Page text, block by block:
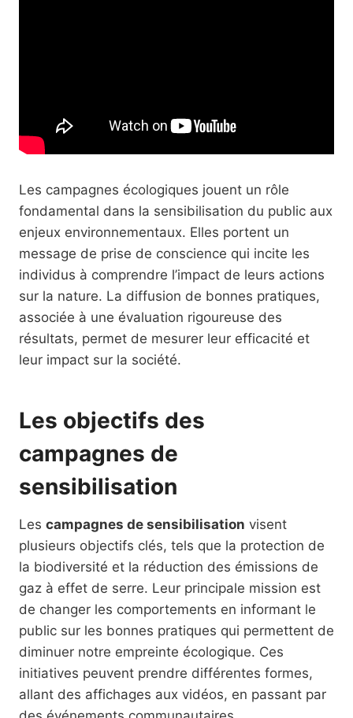
Les campagnes écologiques jouent un rôle
fondamental dans la sensibilisation du public aux
enjeux environnementaux. Elles portent un
message de prise de conscience qui incite les
individus à comprendre l’impact de leurs actions
sur la nature. La diffusion de bonnes pratiques,
associée à une évaluation rigoureuse des
résultats, permet de mesurer leur efficacité et
leur impact sur la société.
Les objectifs des
campagnes de
sensibilisation
Les campagnes de sensibilisation visent
plusieurs objectifs clés, tels que la protection de
la biodiversité et la réduction des émissions de
gaz à effet de serre. Leur principale mission est
de changer les comportements en informant le
public sur les bonnes pratiques qui permettent de
diminuer notre empreinte écologique. Ces
initiatives peuvent prendre différentes formes,
allant des affichages aux vidéos, en passant par